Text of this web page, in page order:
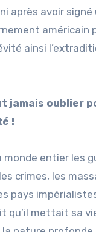
après avoir signé
américain
ainsi
jamais oublier
!
monde entier les
crimes, les
pays
qu’il mettait sa